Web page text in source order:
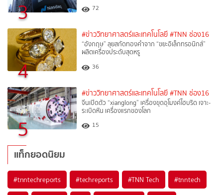
3 72
4
#ข่าววิทยาศาสตร์และเทคโนโลยี #TNN ช่อง16
“อังกฤษ” ลุยสกัดทองคำจาก “ขยะอิเล็กทรอนิกส์”
ผลิตเครื่องประดับสุดหรู
36
5
#ข่าววิทยาศาสตร์และเทคโนโลยี #TNN ช่อง16
จีนเปิดตัว “xianglong” เครื่องขุดอุโมงค์ไฮบริด เจาะ-
ระเบิดหิน เครื่องแรกของโลก
15
แท็กยอดนิยม
#tnntechreports #techreports #TNN Tech #tnntech